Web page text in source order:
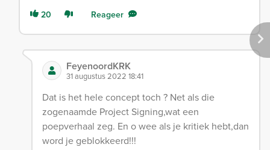
20 Reageer
FeyenoordKRK
31 augustus 2022 18:41
Dat is het hele concept toch ? Net als die
zogenaamde Project Signing,wat een
poepverhaal zeg. En o wee als je kritiek hebt,dan
word je geblokkeerd!!!